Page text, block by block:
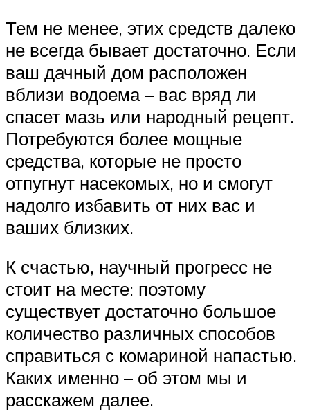
Тем не менее, этих средств далеко
не всегда бывает достаточно. Если
ваш дачный дом расположен
вблизи водоема – вас вряд ли
спасет мазь или народный рецепт.
Потребуются более мощные
средства, которые не просто
отпугнут насекомых, но и смогут
надолго избавить от них вас и
ваших близких.
К счастью, научный прогресс не
стоит на месте: поэтому
существует достаточно большое
количество различных способов
справиться с комариной напастью.
Каких именно – об этом мы и
расскажем далее.